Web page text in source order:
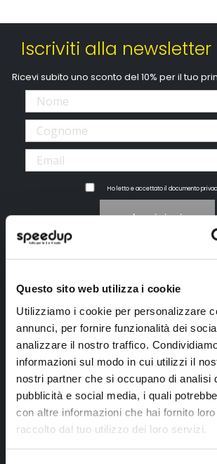
Questo sito web utilizza i cookie
Utilizziamo i cookie per personalizzare
annunci, per fornire funzionalità dei
analizzare il nostro traffico.
informazioni sul modo in cui utilizzi il
nostri partner che si occupano di analisi
pubblicità e social media, i quali
con altre informazioni che hai fornito
raccolto dal tuo utilizzo dei loro servizi.
Iscriviti alla newsletter
Ricevi subito uno sconto del 10% per il tuo
Ho letto e accettato il documento
Iscrivimi
Segui SPEEDUP.IT
SpeedUp.it